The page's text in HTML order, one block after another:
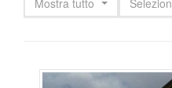
Mostra tutto